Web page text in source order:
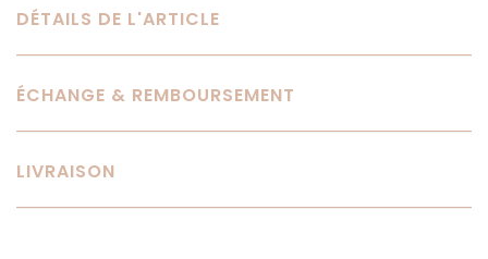
DÉTAILS DE L'ARTICLE
ÉCHANGE & REMBOURSEMENT
LIVRAISON